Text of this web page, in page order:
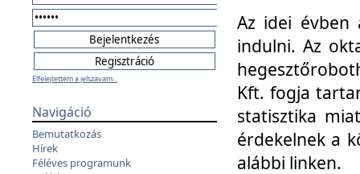
Elfelejtettem a jelszavam...
Navigáció
Bemutatkozás
Hírek
Féléves programunk
Az idei évben
indulni. Az
Kft. fogja
statisztika
érdekelnek a
alábbi linken.